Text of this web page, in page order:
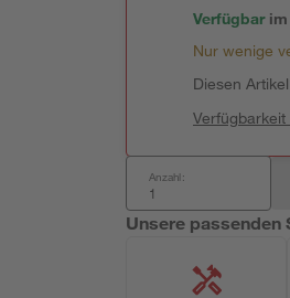
Verfügbar im
Nur wenige
Diesen
Anzahl:
Unsere passenden